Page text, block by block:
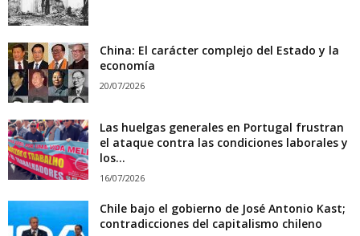
China: El carácter complejo del Estado y la
economía
20/07/2026
Las huelgas generales en Portugal frustran
el ataque contra las condiciones laborales y
los...
16/07/2026
Chile bajo el gobierno de José Antonio Kast;
contradicciones del capitalismo chileno